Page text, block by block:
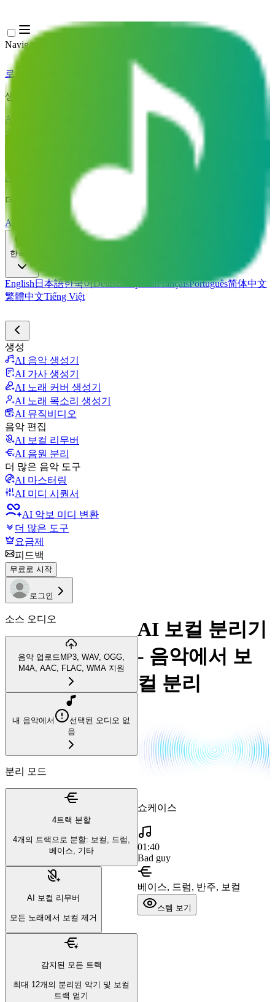
Navigation Menu
로그인
생성
AI 음악 생성기 AI 노래 커버 생성기
소리 생성기
AI 보컬 리무버 AI 음원 분리
더 많은 음악 도구
AI 마스터링 AI 미디 시퀀서 AI 악보 미디 변환
한국어
English 日本語한국어Deutsch EspañolFrançaisPortuguês简体中文
繁體中文Tiếng Việt
생성
AI 음악 생성기
AI 가사 생성기
AI 노래 커버 생성기
AI 노래 목소리 생성기
AI 뮤직비디오
음악 편집
AI 보컬 리무버
AI 음원 분리
더 많은 음악 도구
AI 마스터링
AI 미디 시퀀서
AI 악보 미디 변환
더 많은 도구
요금제
피드백
무료로 시작
로그인
소스 오디오
음악 업로드 MP3, WAV, OGG,
M4A, AAC, FLAC, WMA 지원
내 음악에서
선택된 오디오 없
음
분리 모드
4트랙 분할
4개의 트랙으로 분할: 보컬, 드럼,
베이스, 기타
AI 보컬 리무버
모든 노래에서 보컬 제거
감지된 모든 트랙
최대 12개의 분리된 악기 및 보컬
트랙 얻기
AI 보컬 분리기
- 음악에서 보
컬 분리
쇼케이스
01:40
Bad guy
베이스, 드럼, 반주, 보컬
스템 보기